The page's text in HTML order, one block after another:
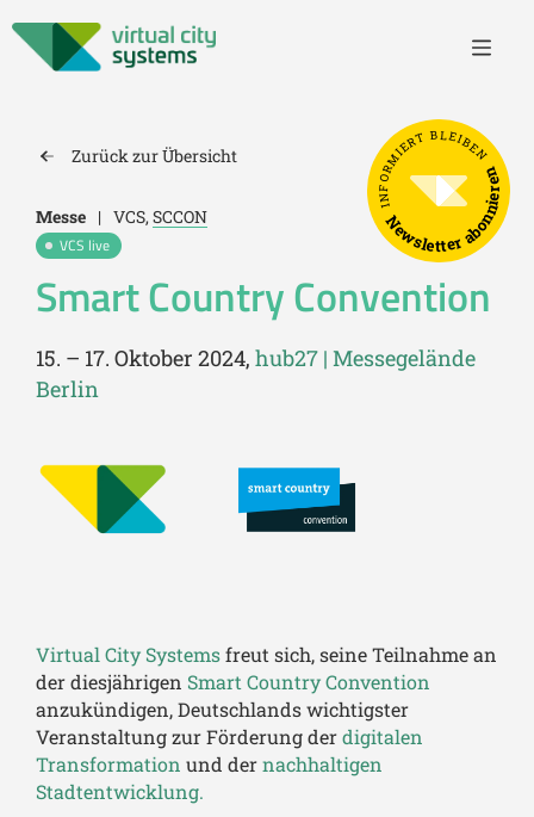
Zurück zur Übersicht
Messe | VCS,SCCON
VCS live
Smart Country Convention
15. – 17. Oktober 2024, hub27 | Messegelände
Berlin
Virtual City Systemsfreut sich, seine Teilnahme an
der diesjährigen Smart Country Convention
anzukündigen, Deutschlands wichtigster
Veranstaltung zur Förderung derdigitalen
Transformation und dernachhaltigen
Stadtentwicklung.
INFORMIERT BLEIBEN
Newsletter abonnieren